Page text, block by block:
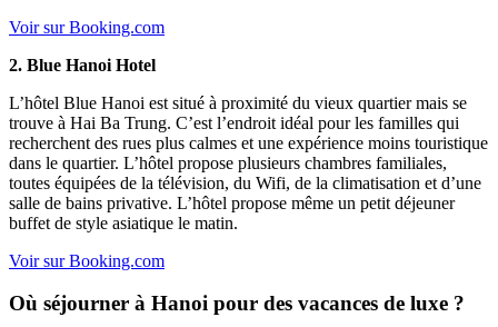
Voir sur Booking.com
2. Blue Hanoi Hotel
L’hôtel Blue Hanoi est situé à proximité du vieux quartier mais se
trouve à Hai Ba Trung. C’est l’endroit idéal pour les familles qui
recherchent des rues plus calmes et une expérience moins touristique
dans le quartier. L’hôtel propose plusieurs chambres familiales,
toutes équipées de la télévision, du Wifi, de la climatisation et d’une
salle de bains privative. L’hôtel propose même un petit déjeuner
buffet de style asiatique le matin.
Voir sur Booking.com
Où séjourner à Hanoi pour des vacances de luxe ?